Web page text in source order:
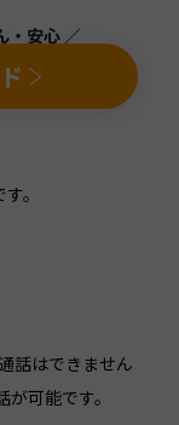
・安心 ／
。
話はできません
可能です。